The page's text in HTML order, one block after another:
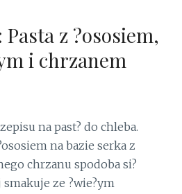
z ?ososiem,
i chrzanem
na past? do chleba.
na bazie serka z
chrzanu spodoba si?
ze ?wie?ym